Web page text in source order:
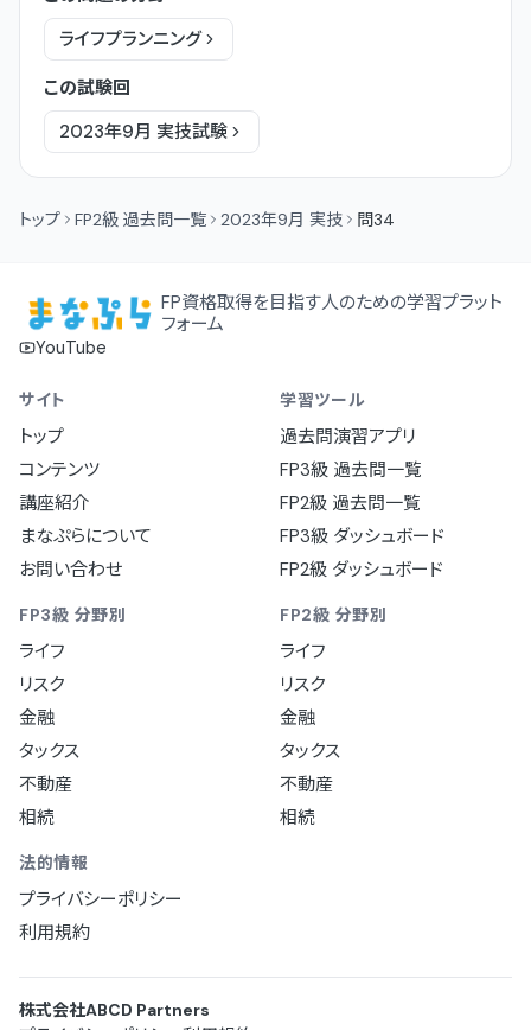
ライフプランニング
この試験回
2023年9月 実技試験
トップ FP2級 過去問一覧 2023年9月 実技 問34
FP資格取得を目指す人のための学習プラット
フォーム
YouTube
サイト
トップ
コンテンツ
講座紹介
まなぷらについて
お問い合わせ
学習ツール
過去問演習アプリ
FP3級 過去問一覧
FP2級 過去問一覧
FP3級 ダッシュボード
FP2級 ダッシュボード
FP3級 分野別
ライフ
リスク
金融
タックス
不動産
相続
FP2級 分野別
ライフ
リスク
金融
タックス
不動産
相続
法的情報
プライバシーポリシー
利用規約
株式会社ABCD Partners